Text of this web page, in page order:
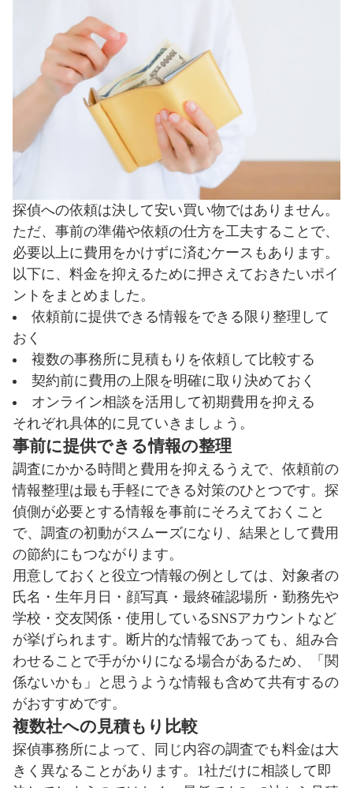
探偵への依頼は決して安い買い物ではありません。
ただ、事前の準備や依頼の仕方を工夫することで、
必要以上に費用をかけずに済むケースもあります。
以下に、料金を抑えるために押さえておきたいポイ
ントをまとめました。
依頼前に提供できる情報をできる限り整理して
おく
複数の事務所に見積もりを依頼して比較する
契約前に費用の上限を明確に取り決めておく
オンライン相談を活用して初期費用を抑える
それぞれ具体的に見ていきましょう。
事前に提供できる情報の整理
調査にかかる時間と費用を抑えるうえで、依頼前の
情報整理は最も手軽にできる対策のひとつです。探
偵側が必要とする情報を事前にそろえておくこと
で、調査の初動がスムーズになり、結果として費用
の節約にもつながります。
用意しておくと役立つ情報の例としては、対象者の
氏名・生年月日・顔写真・最終確認場所・勤務先や
学校・交友関係・使用しているSNSアカウントなど
が挙げられます。断片的な情報であっても、組み合
わせることで手がかりになる場合があるため、「関
係ないかも」と思うような情報も含めて共有するの
がおすすめです。
複数社への見積もり比較
探偵事務所によって、同じ内容の調査でも料金は大
きく異なることがあります。1社だけに相談して即